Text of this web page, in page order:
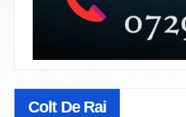
Colt De Rai